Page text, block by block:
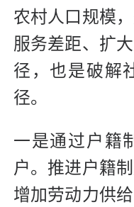
农村人口规模
服务差距、扩
径，也是破解
径。
一是通过户籍
户。推进户籍
增加劳动力供